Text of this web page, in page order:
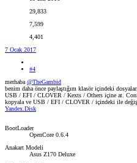
29,833
7,599
4,401
7 Ocak 2017
#4
merhaba @TheGambid
benim daha önce paylaştığım klasör içindeki
USB / EFI / CLOVER / Kexts / Others içine at.
kopyala ve USB / EFI / CLOVER / içindeki ile
Yandex.Disk
BootLoader
OpenCore 0.6.4
Anakart Modeli
Asus Z170 Deluxe